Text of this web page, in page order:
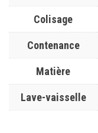
Colisage
Contenance
Matière
Lave-vaisselle